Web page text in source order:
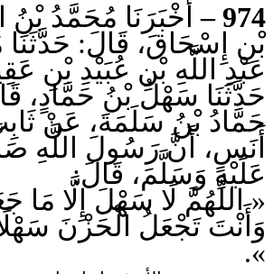
974 –
أَخْبَرَنَا مُحَمَّدُ
بْنِ إِسْحَاقَ، قَالَ:
عَبْدِ اللَّهِ بْنِ عُبَيْدِ بْنِ
حَدَّثَنَا سَهْلُ بْنُ حَمَّادٍ،
حَمَّادُ بْنُ سَلَمَةَ، عَنْ
أَنَسٍ، أَنَّ رَسُولَ اللَّهِ
عَلَيْهِ وَسَلَّمَ، قَالَ:
« اللَّهُمَّ لَا سَهْلَ إِلَّا مَا
وَأَنْتَ تَجْعَلُ الْحَزْنَ
».